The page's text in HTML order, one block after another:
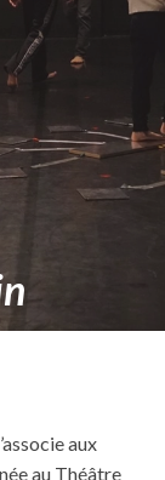
aux
au Théâtre